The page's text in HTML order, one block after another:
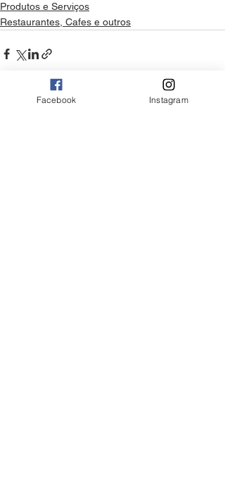
Produtos e Serviços
Restaurantes, Cafes e outros
Facebook Instagram